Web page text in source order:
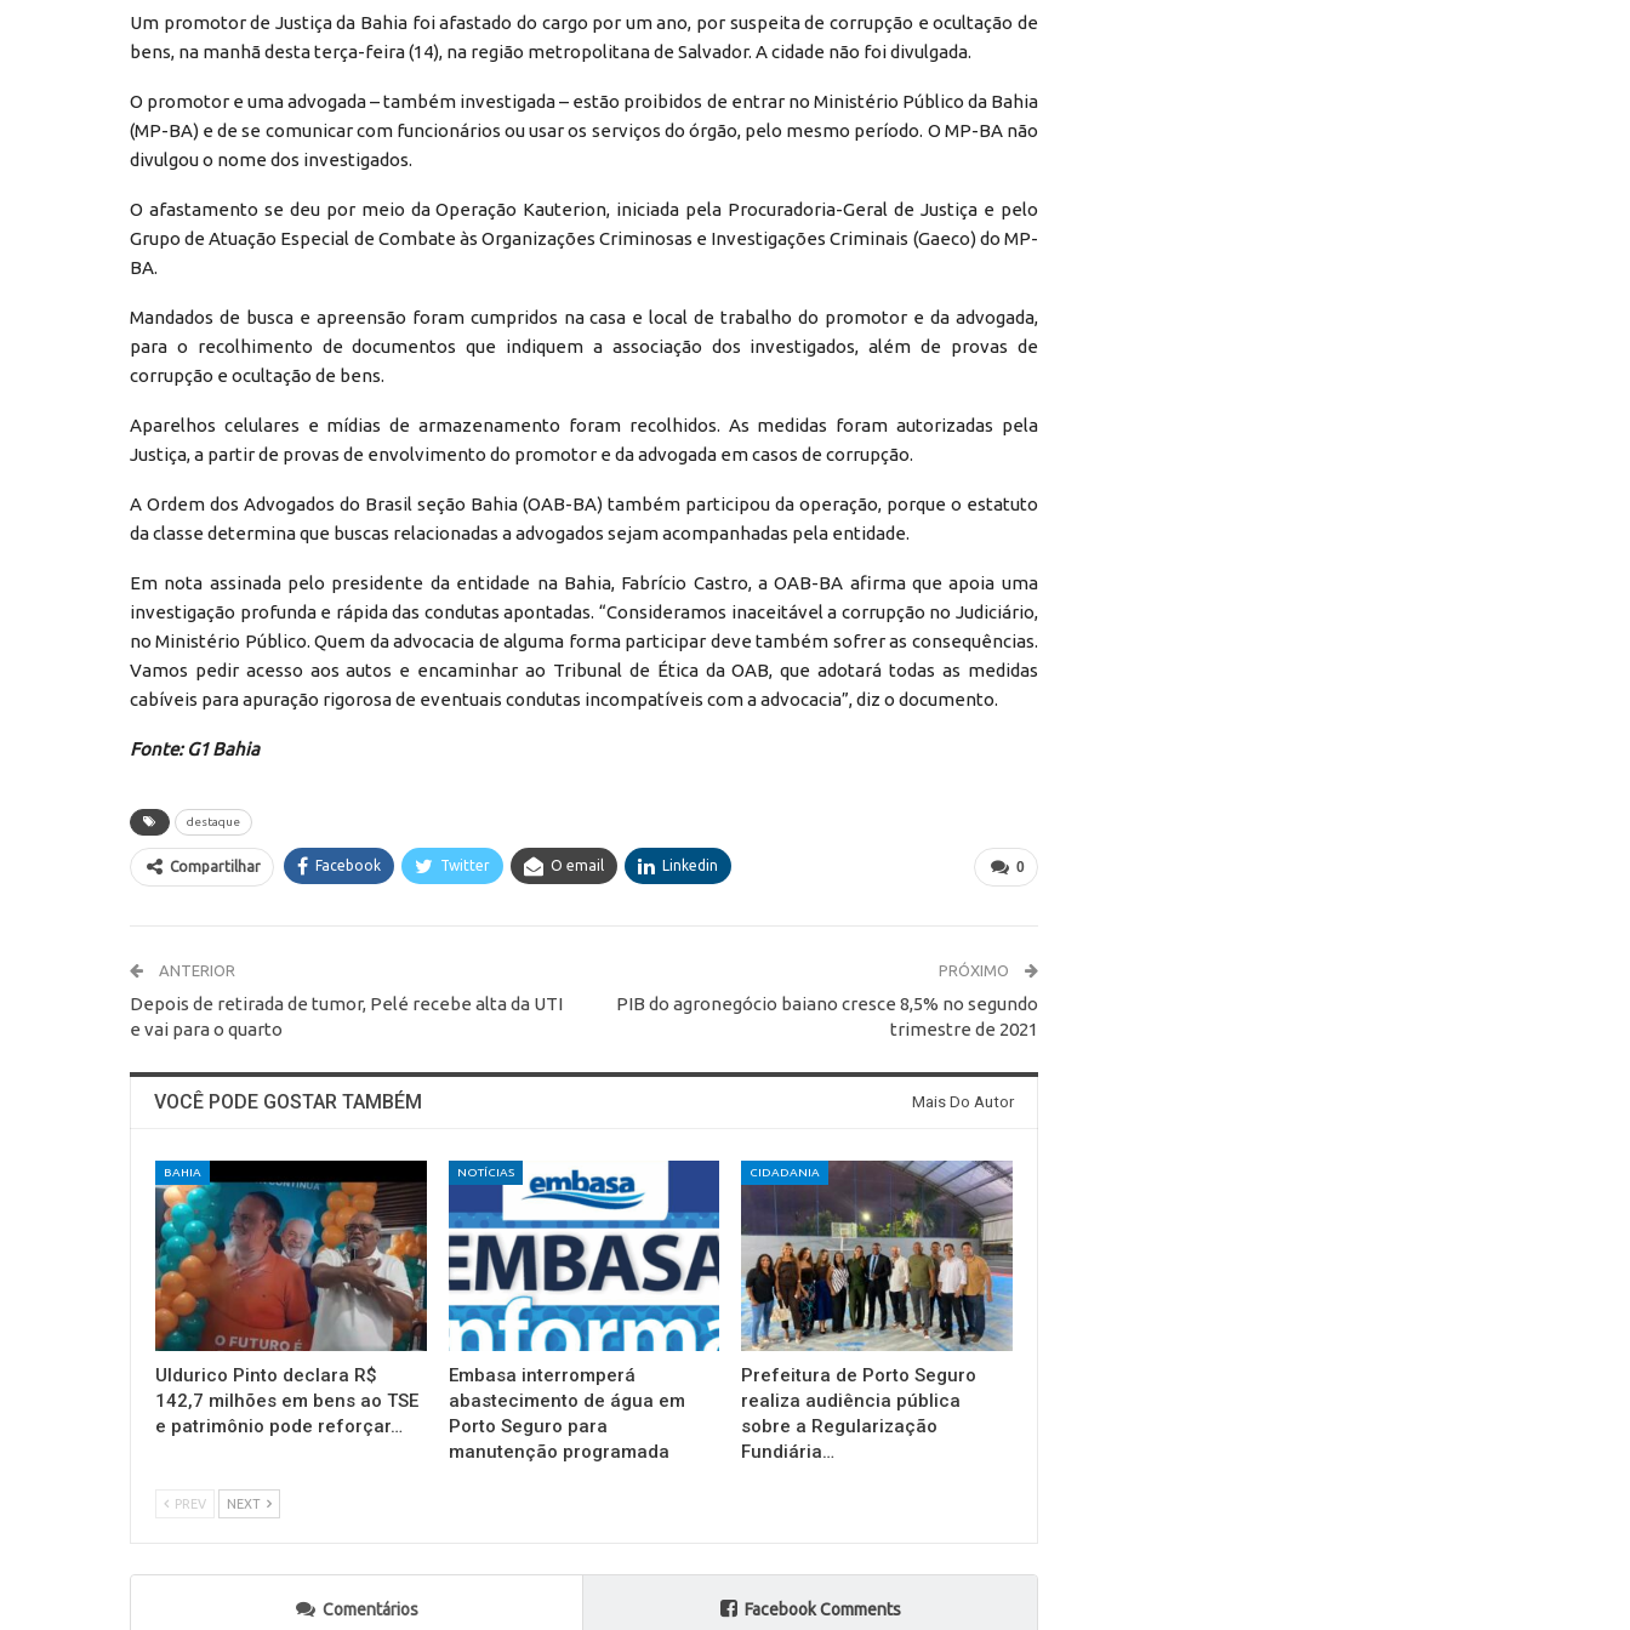
Um promotor de Justiça da Bahia foi afastado do cargo por um ano, por suspeita de corrupção e ocultação de
bens, na manhã desta terça-feira (14), na região metropolitana de Salvador. A cidade não foi divulgada.
O promotor e uma advogada – também investigada – estão proibidos de entrar no Ministério Público da Bahia
(MP-BA) e de se comunicar com funcionários ou usar os serviços do órgão, pelo mesmo período. O MP-BA não
divulgou o nome dos investigados.
O afastamento se deu por meio da Operação Kauterion, iniciada pela Procuradoria-Geral de Justiça e pelo
Grupo de Atuação Especial de Combate às Organizações Criminosas e Investigações Criminais (Gaeco) do MP-
BA.
Mandados de busca e apreensão foram cumpridos na casa e local de trabalho do promotor e da advogada,
para o recolhimento de documentos que indiquem a associação dos investigados, além de provas de
corrupção e ocultação de bens.
Aparelhos celulares e mídias de armazenamento foram recolhidos. As medidas foram autorizadas pela
Justiça, a partir de provas de envolvimento do promotor e da advogada em casos de corrupção.
A Ordem dos Advogados do Brasil seção Bahia (OAB-BA) também participou da operação, porque o estatuto
da classe determina que buscas relacionadas a advogados sejam acompanhadas pela entidade.
Em nota assinada pelo presidente da entidade na Bahia, Fabrício Castro, a OAB-BA afirma que apoia uma
investigação profunda e rápida das condutas apontadas. “Consideramos inaceitável a corrupção no Judiciário,
no Ministério Público. Quem da advocacia de alguma forma participar deve também sofrer as consequências.
Vamos pedir acesso aos autos e encaminhar ao Tribunal de Ética da OAB, que adotará todas as medidas
cabíveis para apuração rigorosa de eventuais condutas incompatíveis com a advocacia”, diz o documento.
Fonte: G1 Bahia
destaque
0
Compartilhar Facebook Twitter O email Linkedin
ANTERIOR
Depois de retirada de tumor, Pelé recebe alta da UTI
e vai para o quarto
PRÓXIMO
PIB do agronegócio baiano cresce 8,5% no segundo
trimestre de 2021
VOCÊ PODE GOSTAR TAMBÉM Mais Do Autor
BAHIA
Uldurico Pinto declara R$
142,7 milhões em bens ao TSE
e patrimônio pode reforçar…
NOTÍCIAS
Embasa interromperá
abastecimento de água em
Porto Seguro para
manutenção programada
CIDADANIA
Prefeitura de Porto Seguro
realiza audiência pública
sobre a Regularização
Fundiária…
PREV NEXT
Comentários Facebook Comments